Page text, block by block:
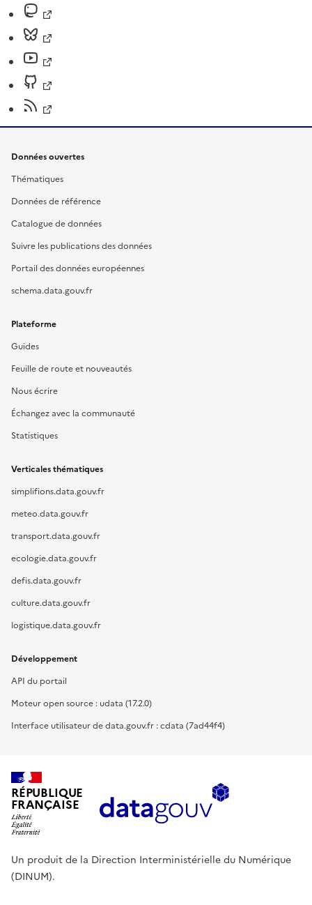
Données ouvertes
Thématiques
Données de référence
Catalogue de données
Suivre les publications des données
Portail des données européennes
schema.data.gouv.fr
Plateforme
Guides
Feuille de route et nouveautés
Nous écrire
Échangez avec la communauté
Statistiques
Verticales thématiques
simplifions.data.gouv.fr
meteo.data.gouv.fr
transport.data.gouv.fr
ecologie.data.gouv.fr
defis.data.gouv.fr
culture.data.gouv.fr
logistique.data.gouv.fr
Développement
API du portail
Moteur open source : udata (17.2.0)
Interface utilisateur de data.gouv.fr : cdata (7ad44f4)
RÉPUBLIQUE
FRANÇAISE
Un produit de la Direction Interministérielle du Numérique
(DINUM).